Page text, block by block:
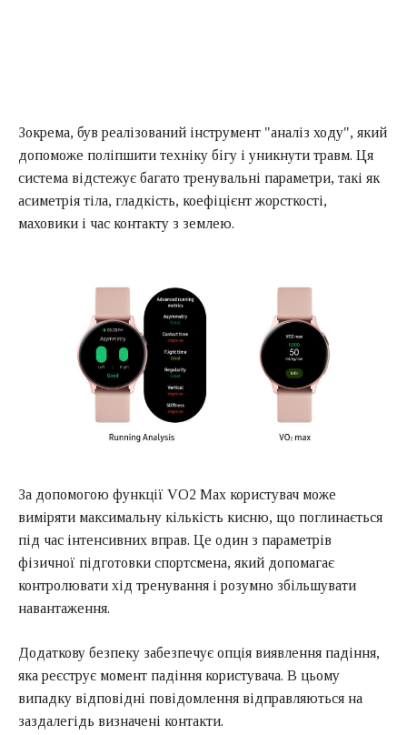
Зокрема, був реалізований інструмент "аналіз ходу", який
допоможе поліпшити техніку бігу і уникнути травм. Ця
система відстежує багато тренувальні параметри, такі як
асиметрія тіла, гладкість, коефіцієнт жорсткості,
маховики і час контакту з землею.
За допомогою функції VO2 Max користувач може
виміряти максимальну кількість кисню, що поглинається
під час інтенсивних вправ. Це один з параметрів
фізичної підготовки спортсмена, який допомагає
контролювати хід тренування і розумно збільшувати
навантаження.
Додаткову безпеку забезпечує опція виявлення падіння,
яка реєструє момент падіння користувача. В цьому
випадку відповідні повідомлення відправляються на
заздалегідь визначені контакти.